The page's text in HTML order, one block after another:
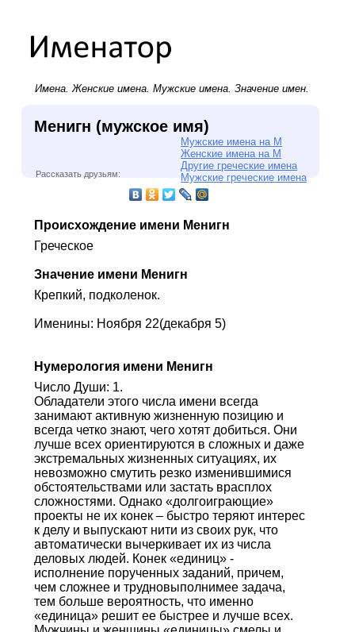
Имена.Женские имена. Мужские имена. Значение имен.
Менигн (мужское имя)
Мужские имена на М
Женские имена на М
Другие греческие имена
Мужские греческие имена
Рассказать друзьям:
Происхождение имени Менигн
Греческое
Значение имени Менигн
Крепкий, подколенок.
Именины: Ноября 22(декабря 5)
Нумерология имени Менигн
Число Души: 1.
Обладатели этого числа имени всегда
занимают активную жизненную позицию и
всегда четко знают, чего хотят добиться. Они
лучше всех ориентируются в сложных и даже
экстремальных жизненных ситуациях, их
невозможно смутить резко изменившимися
обстоятельствами или застать врасплох
сложностями. Однако «долгоиграющие»
проекты не их конек – быстро теряют интерес
к делу и выпускают нити из своих рук, что
автоматически вычеркивает их из числа
деловых людей. Конек «единиц» -
исполнение порученных заданий, причем,
чем сложнее и трудновыполнимее задача,
тем больше вероятность, что именно
«единица» решит ее быстрее и лучше всех.